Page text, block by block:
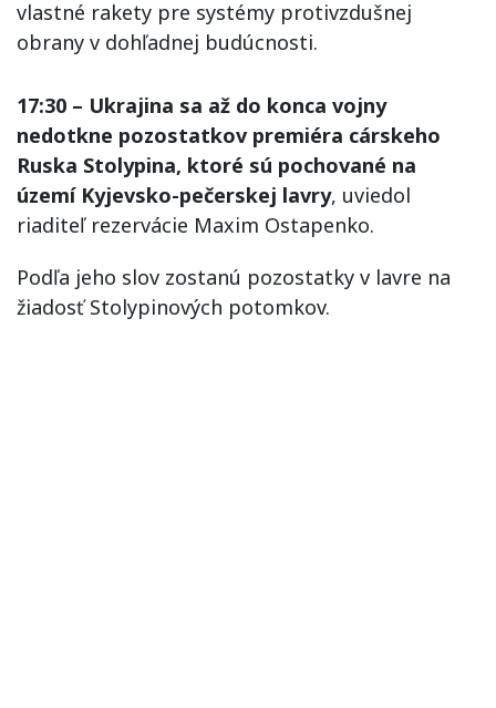
vlastné rakety pre systémy protivzdušnej
obrany v dohľadnej budúcnosti.
17:30 – Ukrajina sa až do konca vojny
nedotkne pozostatkov premiéra cárskeho
Ruska Stolypina, ktoré sú pochované na
území Kyjevsko-pečerskej lavry, uviedol
riaditeľ rezervácie Maxim Ostapenko.
Podľa jeho slov zostanú pozostatky v lavre na
žiadosť Stolypinových potomkov.